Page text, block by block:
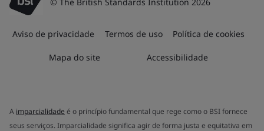
Aviso de privacidade Termos de uso Política de cookies
Mapa do site Accessibilidade
A imparcialidade é o princípio fundamental que rege como o BSI fornece
seus serviços. Imparcialidade significa agir de forma justa e equitativa em